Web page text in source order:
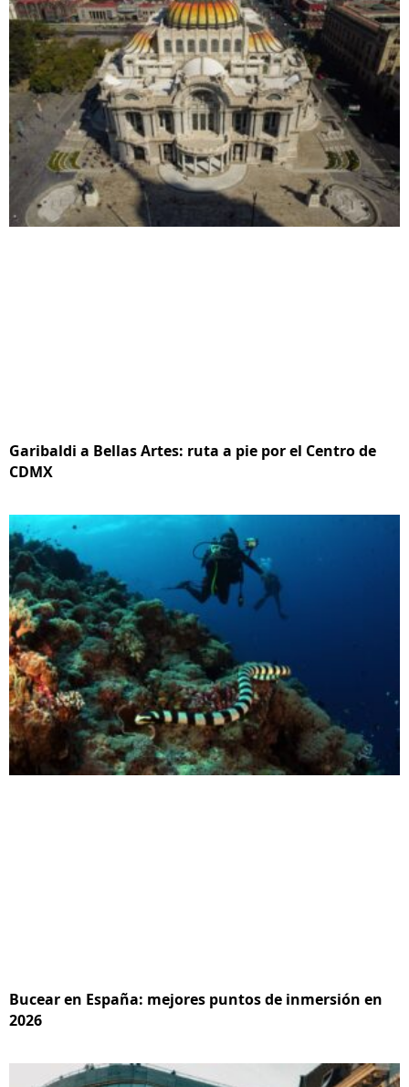
Garibaldi a Bellas Artes: ruta a pie por el Centro de
CDMX
Bucear en España: mejores puntos de inmersión en
2026